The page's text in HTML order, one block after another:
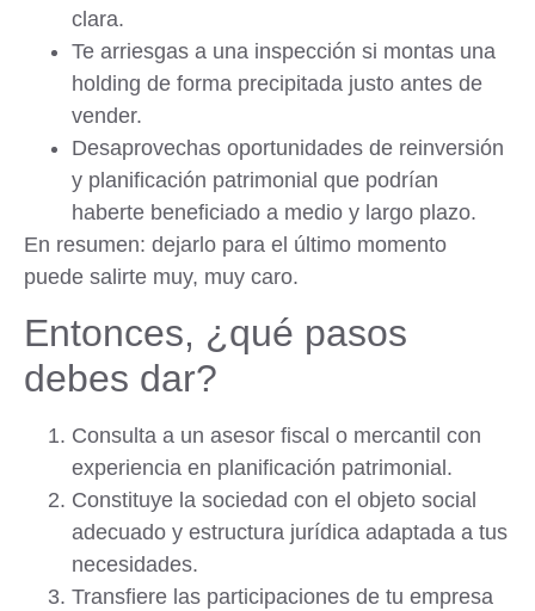
clara.
Te arriesgas a una inspección si montas una
holding de forma precipitada justo antes de
vender.
Desaprovechas oportunidades de reinversión
y planificación patrimonial que podrían
haberte beneficiado a medio y largo plazo.
En resumen: dejarlo para el último momento
puede salirte muy, muy caro.
Entonces, ¿qué pasos
debes dar?
Consulta a un asesor fiscal o mercantil con
experiencia en planificación patrimonial.
Constituye la sociedad con el objeto social
adecuado y estructura jurídica adaptada a tus
necesidades.
Transfiere las participaciones de tu empresa